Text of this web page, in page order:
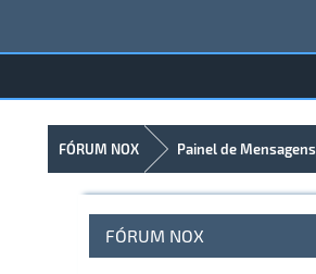
FÓRUM NOX Painel de Mensagens
FÓRUM NOX